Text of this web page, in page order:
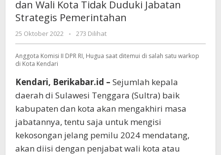
Imbau
Penjabat
dan
Wali
Kota
Duduki
Jabatan
Strategis
Pemerintahan
dan Wali Kota Tidak Duduki Jabatan
Strategis Pemerintahan
25 Oktober 2022
oleh
Beri
- 273 Dilihat
Anggota Komisi II DPR RI, Hugua saat ditemui di salah satu warkop
di Kota Kendari
Kendari, Berikabar.id – Sejumlah kepala
daerah di Sulawesi Tenggara (Sultra) baik
kabupaten dan kota akan mengakhiri masa
jabatannya, tentu saja untuk mengisi
kekosongan jelang pemilu 2024 mendatang,
akan diisi dengan penjabat wali kota atau